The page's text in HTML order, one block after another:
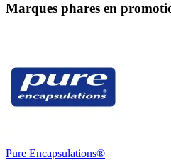
Marques phares en
Pure Encapsulations®